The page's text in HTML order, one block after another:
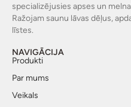
specializējusies apses un
Ražojam saunu lāvas dēļus,
līstes.
NAVIGĀCIJA
Produkti
Par mums
Veikals